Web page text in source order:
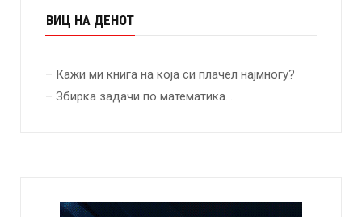
ВИЦ НА ДЕНОТ
– Кажи ми книга на која си плачел најмногу?
– Збирка задачи по математика…